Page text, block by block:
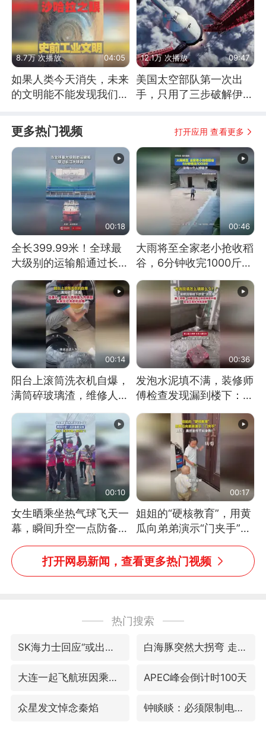
8.7万 次播放 04:05
如果人类今天消失，未来
的文明能不能发现我们存
12.1万 次播放 09:47
美国太空部队第一次出
手，只用了三步破解伊朗
更多热门视频 打开应用 查看更多
00:18
全长399.99米！全球最
大级别的运输船通过长江
大桥这一幕，太震撼了！
00:46
大雨将至全家老小抢收稻
谷，6分钟收完1000斤，
没有一个人掉链子
00:14
阳台上滚筒洗衣机自爆，
满筒碎玻璃渣，维修人员
称是人为原因，从未见过
洗衣机自爆
00:36
发泡水泥填不满，装修师
傅检查发现漏到楼下：出
风口未延伸到外墙
00:10
女生晒乘坐热气球飞天一
幕，瞬间升空一点防备都
没有
00:17
姐姐的“硬核教育”，用黄
瓜向弟弟演示“门夹手”，
网友：果然言传不如身
教！
打开网易新闻，查看更多热门视频
热门搜索
SK海力士回应“或出售重庆工厂”传闻 白海豚突然大拐弯 走出罕见路线
大连一起飞航班因乘客可乐爆瓶折返 APEC峰会倒计时100天
众星发文悼念秦焰 钟睒睒：必须限制电商平台权力